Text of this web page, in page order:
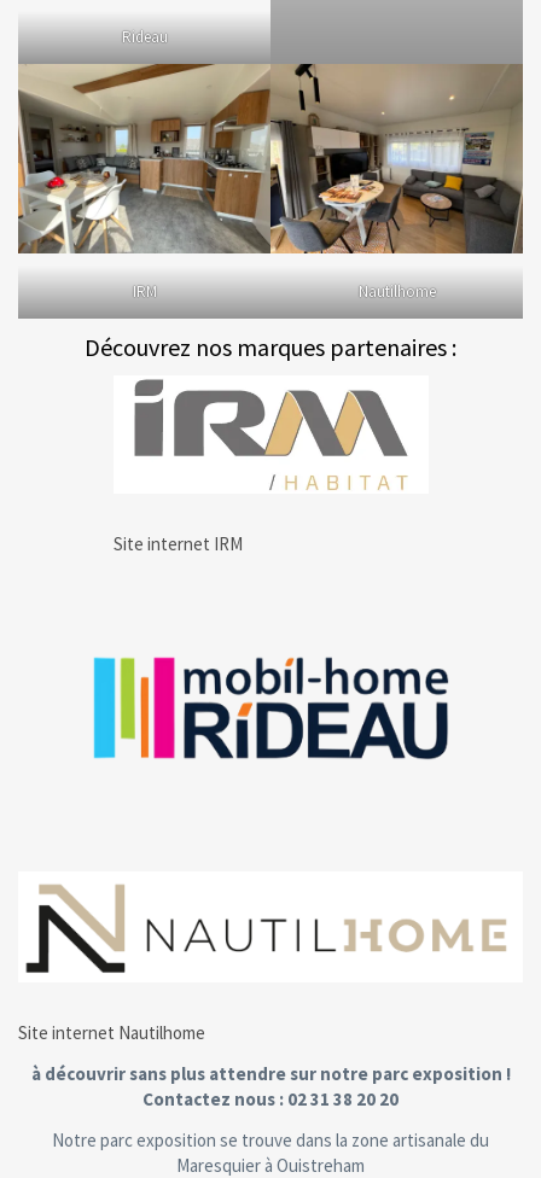
Rideau
IRM Nautilhome
Découvrez nos marques partenaires :
Site internet IRM
Site internet Nautilhome
à découvrir sans plus attendre sur notre parc exposition !
Contactez nous : 02 31 38 20 20
Notre parc exposition se trouve dans la zone artisanale du
Maresquier à Ouistreham